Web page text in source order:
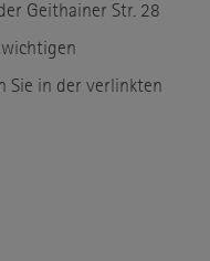
Geithainer Str. 28
wichtigen
Sie in der verlinkten